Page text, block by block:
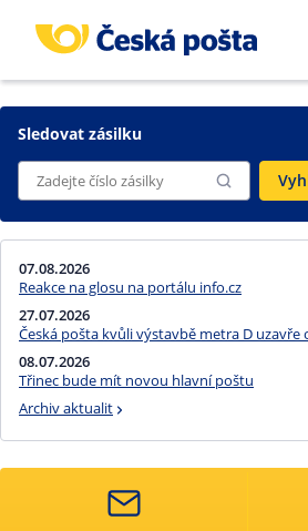
Sledovat zásilku
07.08.2026
Reakce na glosu na portálu info.cz
27.07.2026
08.07.2026
Třinec bude mít novou hlavní poštu
Archiv aktualit